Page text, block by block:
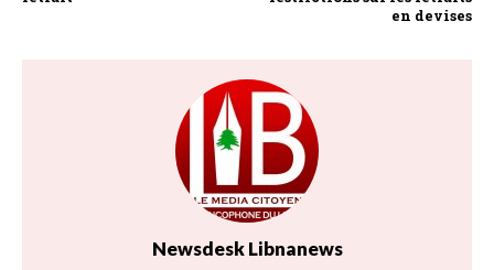
en devises
Newsdesk Libnanews